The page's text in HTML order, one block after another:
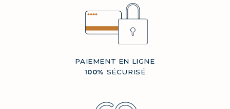
PAIEMENT EN LIGNE
100% SÉCURISÉ